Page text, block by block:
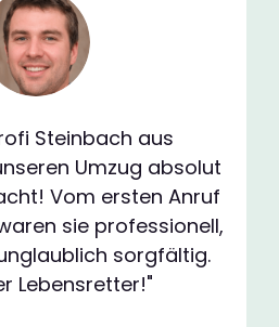
Steinbach aus
Umzug absolut
Vom ersten Anruf
sie professionell,
sorgfältig.
Lebensretter!"